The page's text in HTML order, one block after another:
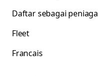
Daftar sebagai peniaga
Fleet
Francais